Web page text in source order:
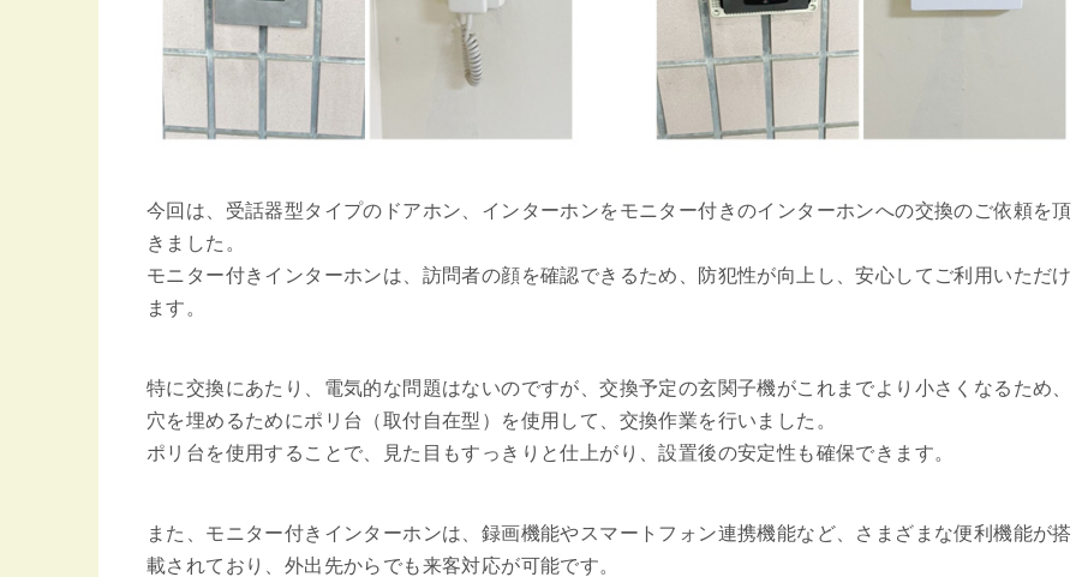
今回は、受話器型タイプのドアホン、インターホンをモニター付きのインターホンへの交換のご依頼を頂
きました。
モニター付きインターホンは、訪問者の顔を確認できるため、防犯性が向上し、安心してご利用いただけ
ます。
特に交換にあたり、電気的な問題はないのですが、交換予定の玄関子機がこれまでより小さくなるため、
穴を埋めるためにポリ台（取付自在型）を使用して、交換作業を行いました。
ポリ台を使用することで、見た目もすっきりと仕上がり、設置後の安定性も確保できます。
また、モニター付きインターホンは、録画機能やスマートフォン連携機能など、さまざまな便利機能が搭
載されており、外出先からでも来客対応が可能です。